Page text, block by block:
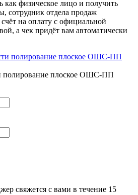
как физическое лицо и получить
сотрудник отдела продаж
на оплату с официальной
а чек придёт вам автоматически
полирование плоское ОШС-ПП
свяжется с вами в течение 15